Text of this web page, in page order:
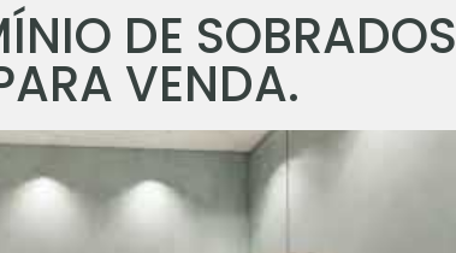
DE SOBRADOS
VENDA.